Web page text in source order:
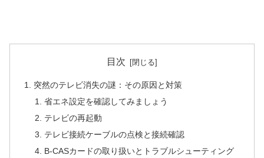
目次
突然のテレビ消失の謎：その原因と対策
省エネ設定を確認してみましょう
テレビの再起動
テレビ接続ケーブルの点検と接続確認
B-CASカードの取り扱いとトラブルシューティング